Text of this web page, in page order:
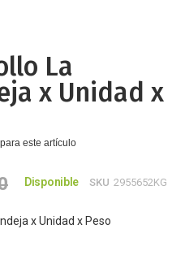
La
x Unidad x
este artículo
Disponible SKU 2955652KG
x Unidad x Peso